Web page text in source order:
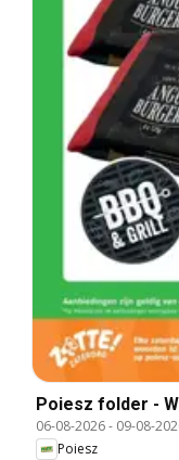
Poiesz folder -
06-08-2026- 09-08-
Poiesz